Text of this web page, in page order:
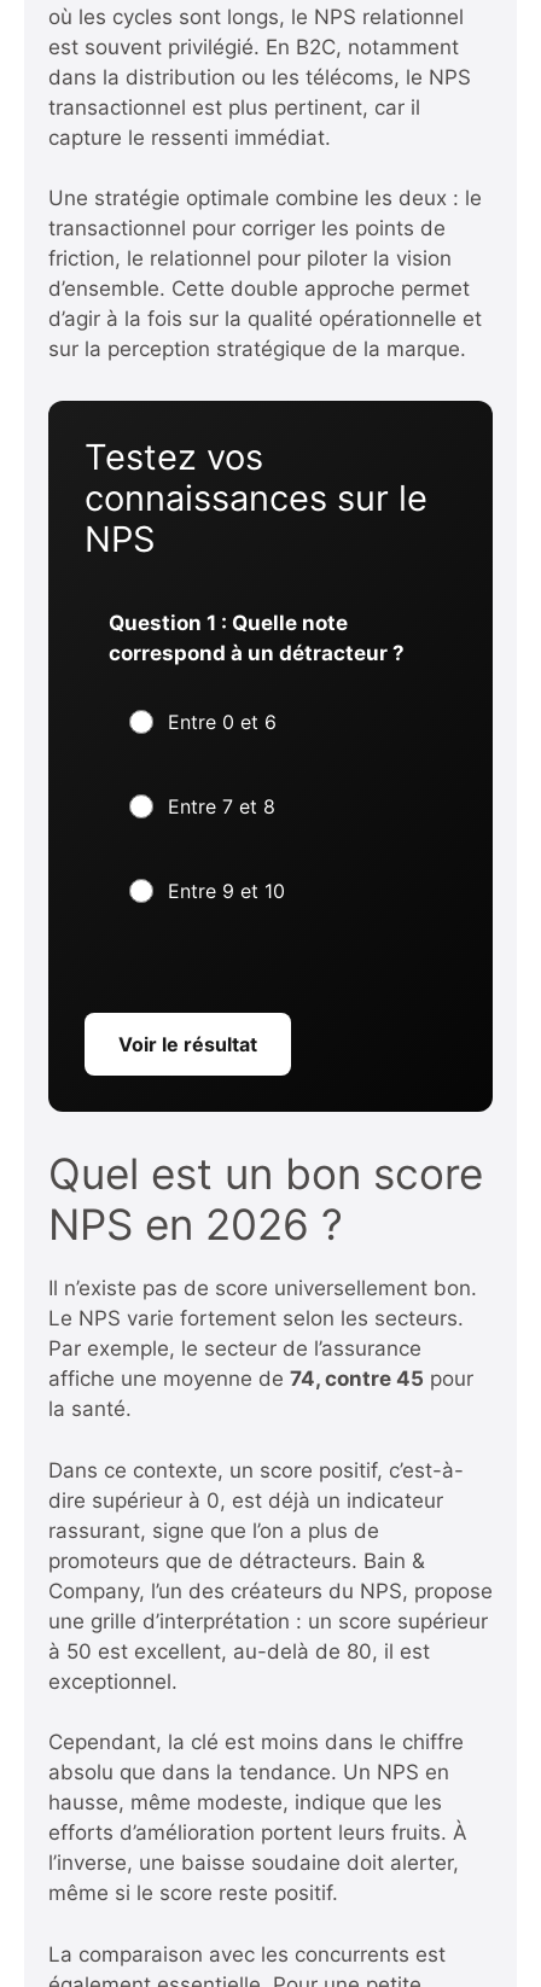
où les cycles sont longs, le NPS relationnel
est souvent privilégié. En B2C, notamment
dans la distribution ou les télécoms, le NPS
transactionnel est plus pertinent, car il
capture le ressenti immédiat.
Une stratégie optimale combine les deux : le
transactionnel pour corriger les points de
friction, le relationnel pour piloter la vision
d’ensemble. Cette double approche permet
d’agir à la fois sur la qualité opérationnelle et
sur la perception stratégique de la marque.
Testez vos
connaissances sur le
NPS
Question 1 : Quelle note
correspond à un détracteur ?
Entre 0 et 6
Entre 7 et 8
Entre 9 et 10
Voir le résultat
Quel est un bon score
NPS en 2026 ?
Il n’existe pas de score universellement bon.
Le NPS varie fortement selon les secteurs.
Par exemple, le secteur de l’assurance
affiche une moyenne de 74, contre 45 pour
la santé.
Dans ce contexte, un score positif, c’est-à-
dire supérieur à 0, est déjà un indicateur
rassurant, signe que l’on a plus de
promoteurs que de détracteurs. Bain &
Company, l’un des créateurs du NPS, propose
une grille d’interprétation : un score supérieur
à 50 est excellent, au-delà de 80, il est
exceptionnel.
Cependant, la clé est moins dans le chiffre
absolu que dans la tendance. Un NPS en
hausse, même modeste, indique que les
efforts d’amélioration portent leurs fruits. À
l’inverse, une baisse soudaine doit alerter,
même si le score reste positif.
La comparaison avec les concurrents est